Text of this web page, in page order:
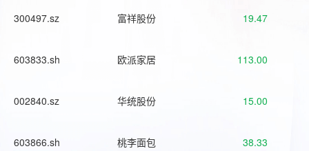
300497.sz 富祥股份 19.47
603833.sh 欧派家居 113.00
002840.sz 华统股份 15.00
603866.sh 桃李面包 38.33